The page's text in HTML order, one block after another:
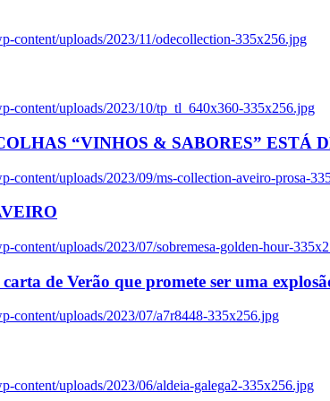
content/uploads/2023/11/odecollection-335x256.jpg
content/uploads/2023/10/tp_tl_640x360-335x256.jpg
“VINHOS & SABORES” ESTÁ
content/uploads/2023/09/ms-collection-aveiro-prosa-
content/uploads/2023/07/sobremesa-golden-hour-
de Verão que promete ser uma
content/uploads/2023/07/a7r8448-335x256.jpg
content/uploads/2023/06/aldeia-galega2-335x256.jpg